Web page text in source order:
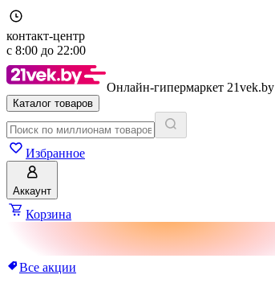
контакт-центр
с 8:00 до 22:00
Онлайн-гипермаркет 21vek.by
Каталог товаров
Избранное
Аккаунт
Корзина
Все акции